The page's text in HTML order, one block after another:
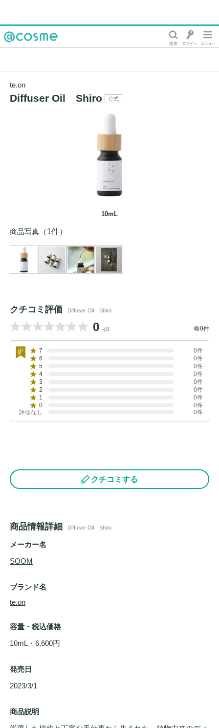
te.on
Diffuser Oil Shiro 公式
10mL
商品写真 （1件）
クチコミ評価 Diffuser Oil Shiro
0 -pt 0件
7
0件
6
0件
5
0件
4
0件
3
0件
2
0件
1
0件
0
0件
評価なし
0件
クチコミする
商品情報詳細 Diffuser Oil Shiro
メーカー名
SOOM
ブランド名
te.on
容量・税込価格
10mL・6,600円
発売日
2023/3/1
商品説明